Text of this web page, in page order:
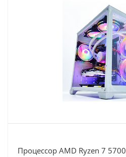
Процессор AMD Ryzen 7